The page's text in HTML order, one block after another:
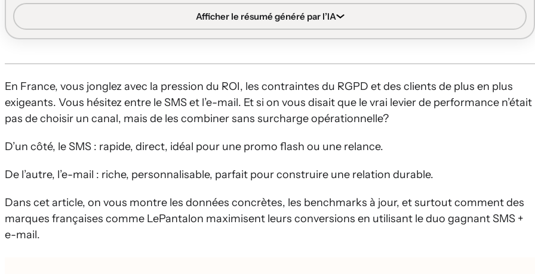
résultats grâce à l’automatisation, au duo SMS + e-mail et à l’intégration de nouveaux canaux comme le RCS, tout
en restant conformes au RGPD.
par un taux de lecture proche de 97 %, une ouverture en 4 minutes et une forte capacité à déclencher une action
rapide.
Performances clics et conversions:En France, les e-mails affichent en moyenne 5,3 % de clics et jusqu’à près de
5 % de conversion sur les flux automatisés, alors que les SMS atteignent 5–15 % de clics et des taux de
Puissance des flux automatisés: Les scénarios automatisés génèrent 3,6 fois plus d’ouvertures et de clics et
Hawaiisurf.
Stratégie cross-canal:La combinaison e-mail détaillé + rappel SMS ciblé, intégrée dans une stratégie
omnicanale (push, réseaux sociaux, calendrier éditorial), maximise engagement, conversions et chiffre
d’affaires.
Afficher le résumé généré par l’IA
En France, vous jonglez avec la pression du ROI, les contraintes du RGPD et des clients de plus en plus
exigeants. Vous hésitez entre le SMS et l’e-mail. Et si on vous disait que le vrai levier de performance n’était
pas de choisir un canal, mais de les combiner sans surcharge opérationnelle?
D’un côté, le SMS : rapide, direct, idéal pour une promo flash ou une relance.
De l’autre, l’e-mail : riche, personnalisable, parfait pour construire une relation durable.
Dans cet article, on vous montre les données concrètes, les benchmarks à jour, et surtout comment des
marques françaises comme LePantalon maximisent leurs conversions en utilisant le duo gagnant SMS +
e-mail.